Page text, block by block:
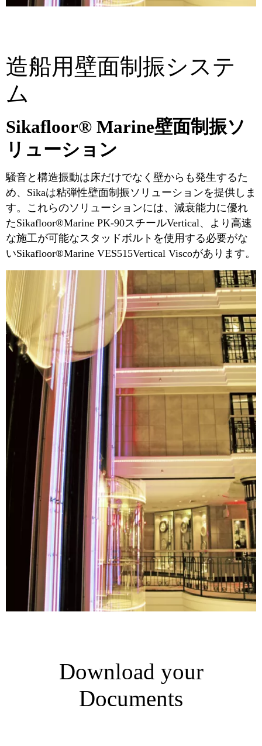
造船用壁面制振システ
ム
Sikafloor® Marine壁面制振ソ
リューション
騒音と構造振動は床だけでなく壁からも発生するた
め、Sikaは粘弾性壁面制振ソリューションを提供しま
す。これらのソリューションには、減衰能力に優れ
たSikafloor®Marine PK-90スチールVertical、より高速
な施工が可能なスタッドボルトを使用する必要がな
いSikafloor®Marine VES515Vertical Viscoがあります。
Download your
Documents